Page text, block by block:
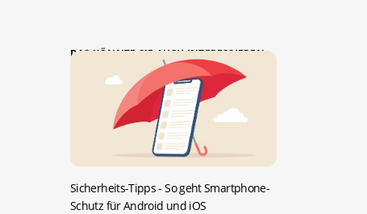
DAS KÖNNTE SIE AUCH INTERESSIEREN:
Sicherheits-Tipps -So geht Smartphone-
Schutz für Android und iOS